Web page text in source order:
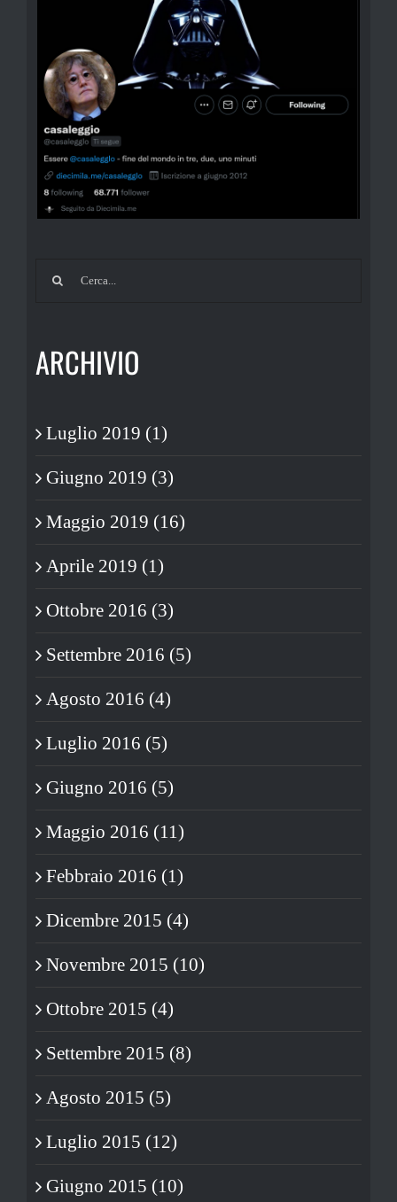
Cerca
ARCHIVIO
Luglio 2019 (1)
Giugno 2019 (3)
Maggio 2019 (16)
Aprile 2019 (1)
Ottobre 2016 (3)
Settembre 2016 (5)
Agosto 2016 (4)
Luglio 2016 (5)
Giugno 2016 (5)
Maggio 2016 (11)
Febbraio 2016 (1)
Dicembre 2015 (4)
Novembre 2015 (10)
Ottobre 2015 (4)
Settembre 2015 (8)
Agosto 2015 (5)
Luglio 2015 (12)
Giugno 2015 (10)